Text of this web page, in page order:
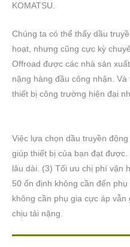
KOMATSU.
Chúng ta có thể thấy dầu
hoạt, nhưng cũng cực kỳ
Offroad được các nhà sản
nặng hàng đầu công nhận.
thiết bị công trường hiện đại
Việc lựa chọn dầu truyền
giúp thiết bị của bạn đạt
lâu dài. (3) Tối ưu chị phí vận
50 ổn định không cần đến
không cần phụ gia cực áp
chịu tải nặng.